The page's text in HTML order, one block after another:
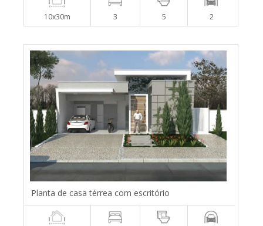
10x30m 3 5 2
Planta de casa térrea com escritório